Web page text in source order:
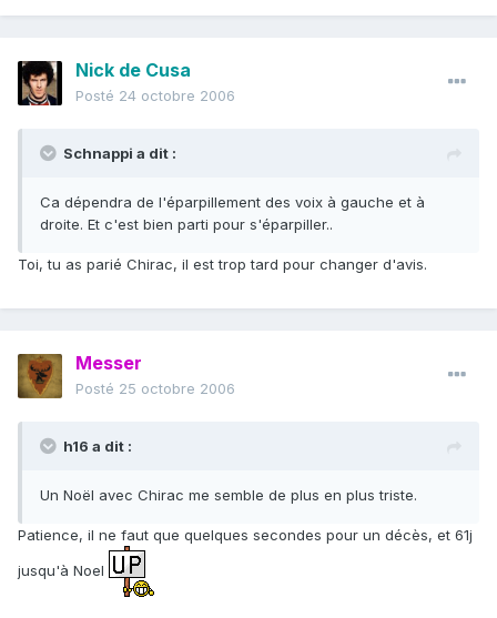
Nick de Cusa
Posté 24 octobre 2006
Schnappi a dit :
Ca dépendra de l'éparpillement des voix à gauche et à
droite. Et c'est bien parti pour s'éparpiller..
Toi, tu as parié Chirac, il est trop tard pour changer d'avis.
Messer
Posté 25 octobre 2006
h16 a dit :
Un Noël avec Chirac me semble de plus en plus triste.
Patience, il ne faut que quelques secondes pour un décès, et 61j
jusqu'à Noel